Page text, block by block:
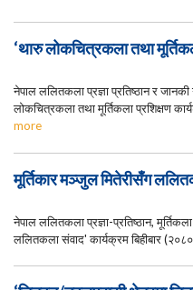
‘थारु लोकचित्रकला तथा
नेपाल ललितकला प्रज्ञा प्रतिष्ठान र
लोकचित्रकला तथा मूर्तिकला प्रशिक्षण
more
मूर्तिकार मञ्जुल मितेरीसँग
नेपाल ललितकला प्रज्ञा-प्रतिष्ठान,
ललितकला संवाद' कार्यक्रम बिहीबार